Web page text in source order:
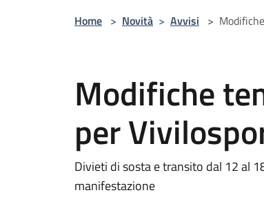
Home > Novità > Avvisi >
Modifiche
per
Divieti di sosta e transito dal 12 al
manifestazione